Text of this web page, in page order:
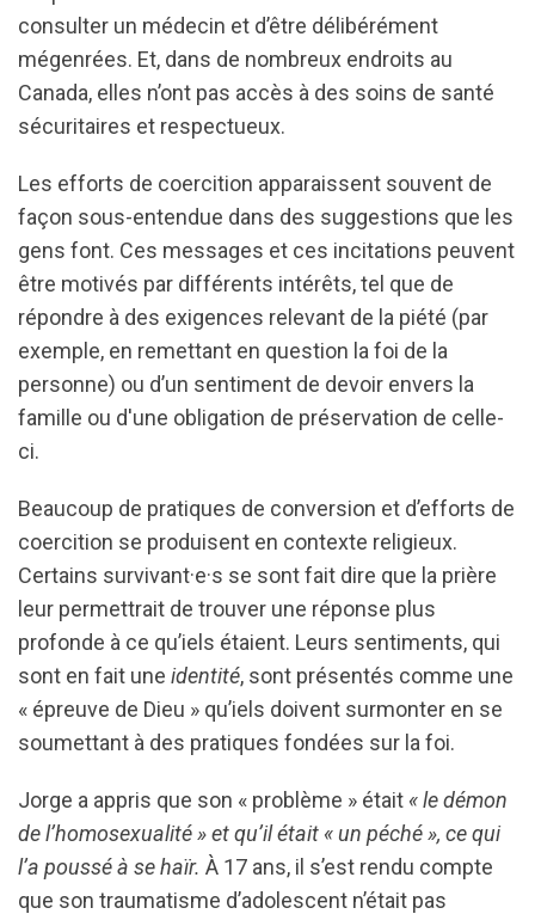
consulter un médecin et d’être délibérément
mégenrées. Et, dans de nombreux endroits au
Canada, elles n’ont pas accès à des soins de santé
sécuritaires et respectueux.
Les efforts de coercition apparaissent souvent de
façon sous-entendue dans des suggestions que les
gens font. Ces messages et ces incitations peuvent
être motivés par différents intérêts, tel que de
répondre à des exigences relevant de la piété (par
exemple, en remettant en question la foi de la
personne) ou d’un sentiment de devoir envers la
famille ou d'une obligation de préservation de celle-
ci.
Beaucoup de pratiques de conversion et d’efforts de
coercition se produisent en contexte religieux.
Certains survivant·e·s se sont fait dire que la prière
leur permettrait de trouver une réponse plus
profonde à ce qu’iels étaient. Leurs sentiments, qui
sont en fait une identité, sont présentés comme une
« épreuve de Dieu » qu’iels doivent surmonter en se
soumettant à des pratiques fondées sur la foi.
Jorge a appris que son « problème » était « le démon
de l’homosexualité » et qu’il était « un péché », ce qui
l’a poussé à se haïr. À 17 ans, il s’est rendu compte
que son traumatisme d’adolescent n’était pas